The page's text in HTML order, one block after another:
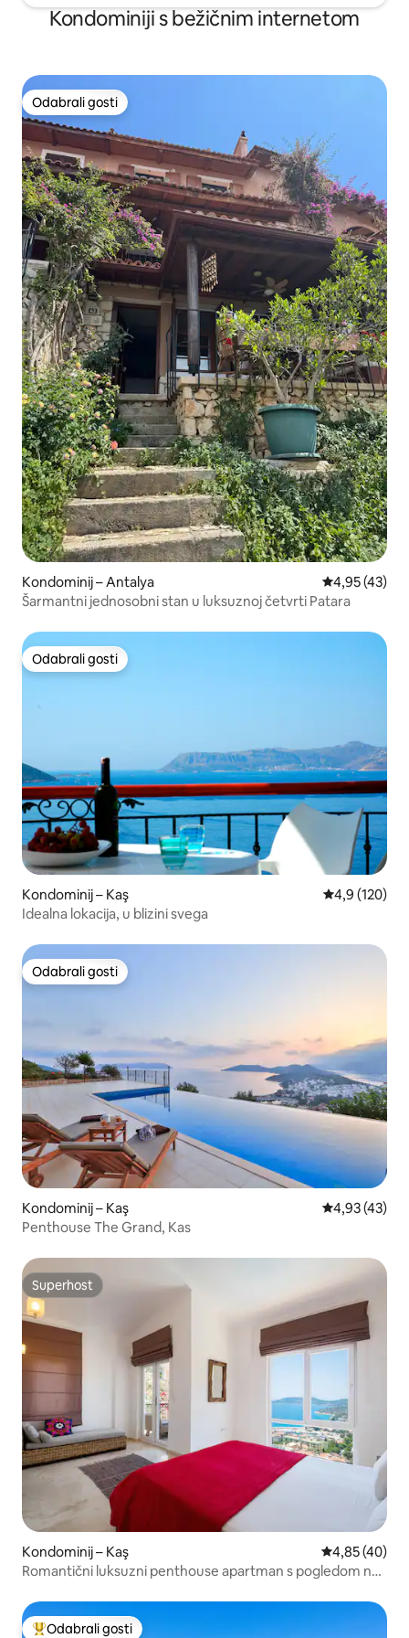
Kondominiji s bežičnim internetom
Odabrali gosti
Odabrali gosti
Kondominij – Antalya Prosječna
4,95 (43)
Šarmantni jednosobni stan u luksuznoj četvrti Patara
Odabrali gosti
Odabrali gosti
Kondominij – Kaş Prosječna
4,9 (120)
Idealna lokacija, u blizini svega
Odabrali gosti
Odabrali gosti
Kondominij – Kaş Prosječna
4,93 (43)
Penthouse The Grand, Kas
Superhost
Superhost
Kondominij – Kaş Prosječna
4,85 (40)
Romantični luksuzni penthouse apartman s pogledom na
Odabrali gosti